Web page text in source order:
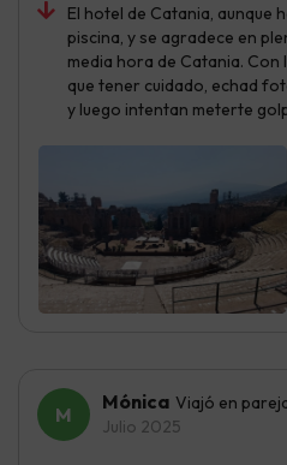
El hotel de Catania, aunque
piscina, y se agradece en
media hora de Catania.
que tener cuidado, echad
y luego intentan meterte
Mónica Viajó en
Julio 2025